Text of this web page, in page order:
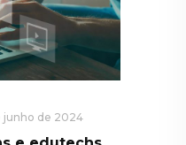
junho de 2024